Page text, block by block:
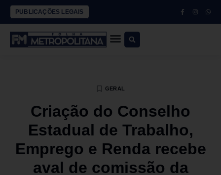
PUBLICAÇÕES LEGAIS
GERAL
Criação do Conselho
Estadual de Trabalho,
Emprego e Renda recebe
aval de comissão da